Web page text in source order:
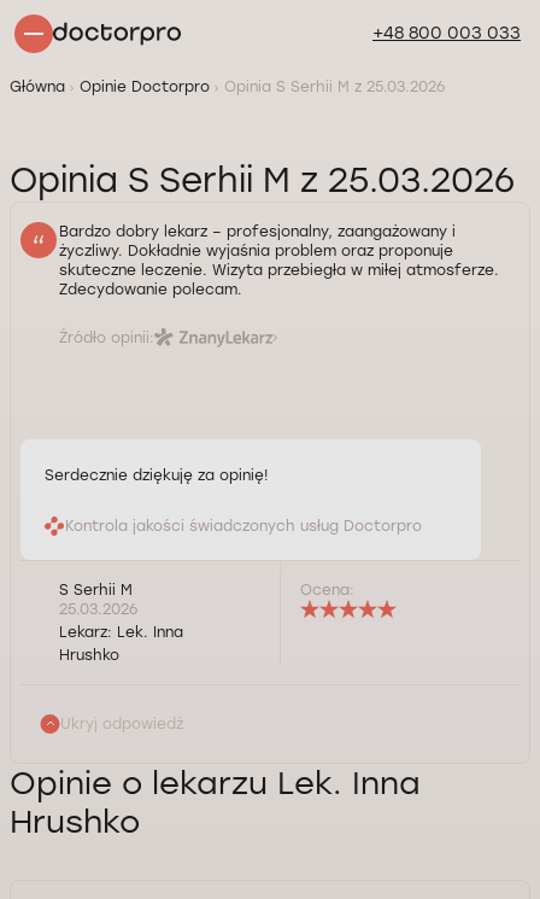
+48 800 003 033
Główna Opinie Doctorpro Opinia S Serhii M z 25.03.2026
Opinia S Serhii M z 25.03.2026
Bardzo dobry lekarz – profesjonalny, zaangażowany i
życzliwy. Dokładnie wyjaśnia problem oraz proponuje
skuteczne leczenie. Wizyta przebiegła w miłej atmosferze.
Zdecydowanie polecam.
Źródło opinii:
Serdecznie dziękuję za opinię!
Kontrola jakości świadczonych usług Doctorpro
S Serhii M
25.03.2026
Lekarz: Lek. Inna
Hrushko
Ocena:
Ukryj odpowiedź
Opinie o lekarzu Lek. Inna
Hrushko